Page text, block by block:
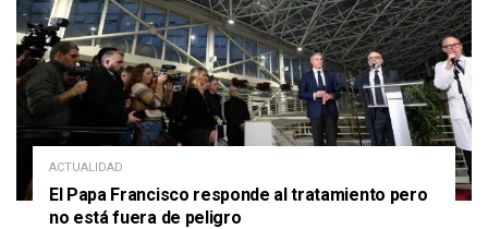
ACTUALIDAD
El Papa Francisco responde al tratamiento pero
no está fuera de peligro